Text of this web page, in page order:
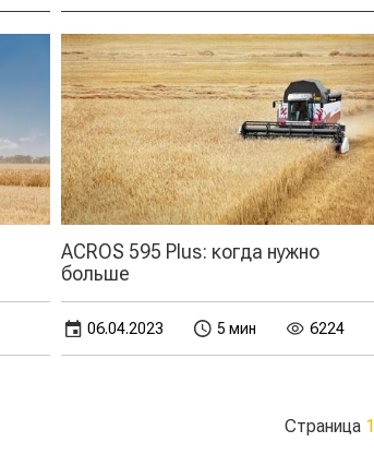
ACROS 595 Plus: когда нужно
больше
06.04.2023 5 мин 6224
Страница 1